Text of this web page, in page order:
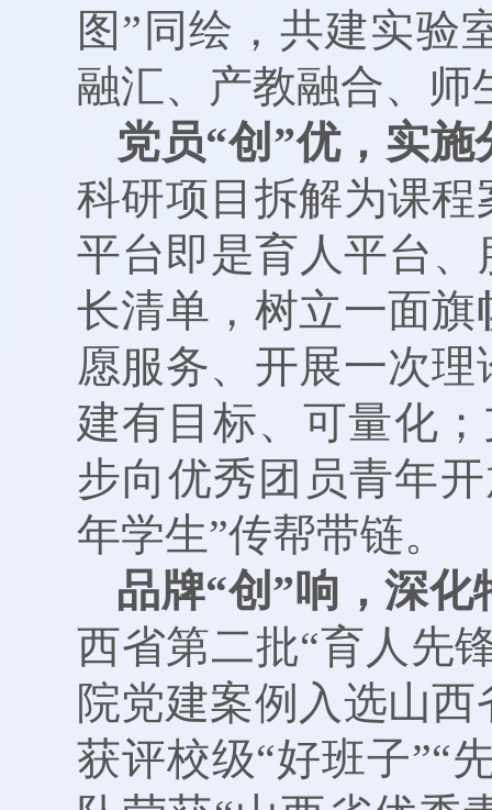
图”同绘，共建实验
融汇、产教融合、师
党员“创”优，实
科研项目拆解为课
平台即是育人平台
长清单，树立一面
愿服务、开展一次
建有目标、可量化
步向优秀团员青年
年学生”传帮带链。
品牌“创”响，深
西省第二批“育人先
院党建案例入选山
获评校级“好班子”“